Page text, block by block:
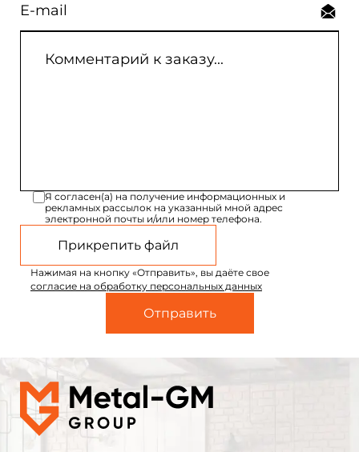
Я согласен(а) на получение информационных и
рекламных рассылок на указанный мной адрес
электронной почты и/или номер телефона.
Прикрепить файл
Нажимая на кнопку «Отправить», вы даёте свое
согласие на обработку персональных данных